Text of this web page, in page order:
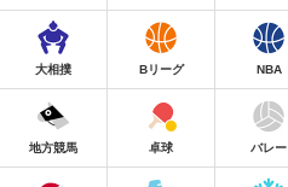
大相撲 Bリーグ NBA
地方競馬 卓球 バレー